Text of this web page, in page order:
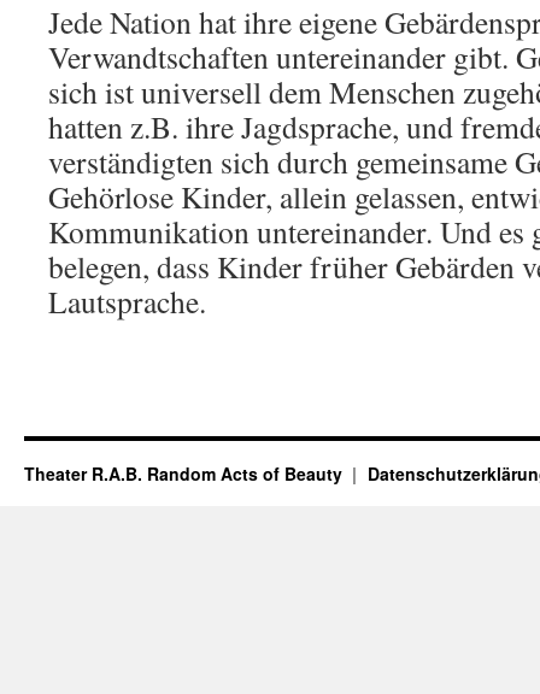
Jede Nation hat ihre eigene
Verwandtschaften untereinander gibt.
sich ist universell dem Menschen
hatten z.B. ihre Jagdsprache, und
verständigten sich durch gemeinsame
Gehörlose Kinder, allein gelassen,
Kommunikation untereinander. Und es
belegen, dass Kinder früher Gebärden
Lautsprache.
Theater R.A.B. Random Acts of Beauty